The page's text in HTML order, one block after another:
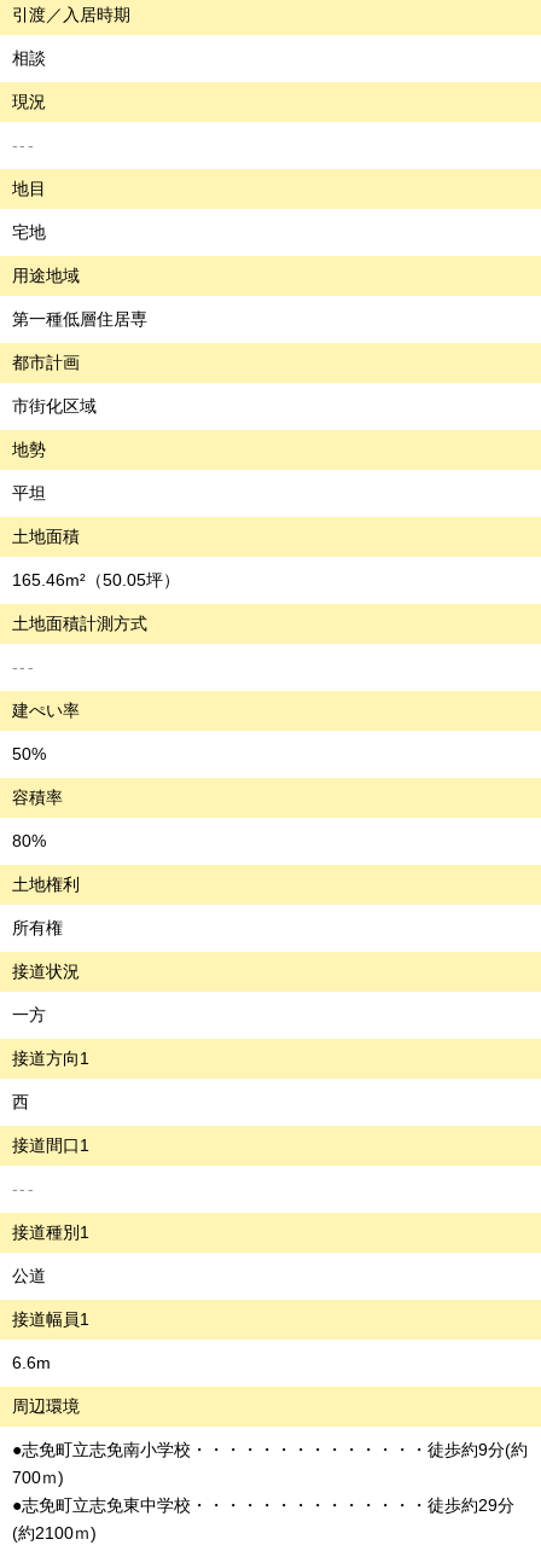
引渡／入居時期
相談
現況
---
地目
宅地
用途地域
第一種低層住居専
都市計画
市街化区域
地勢
平坦
土地面積
165.46m² （50.05坪）
土地面積計測方式
---
建ぺい率
50%
容積率
80%
土地権利
所有権
接道状況
一方
接道方向1
西
接道間口1
---
接道種別1
公道
接道幅員1
6.6m
周辺環境
●志免町立志免南小学校・・・・・・・・・・・・・・徒歩約9分(約
700ｍ)
●志免町立志免東中学校・・・・・・・・・・・・・・徒歩約29分
(約2100ｍ)